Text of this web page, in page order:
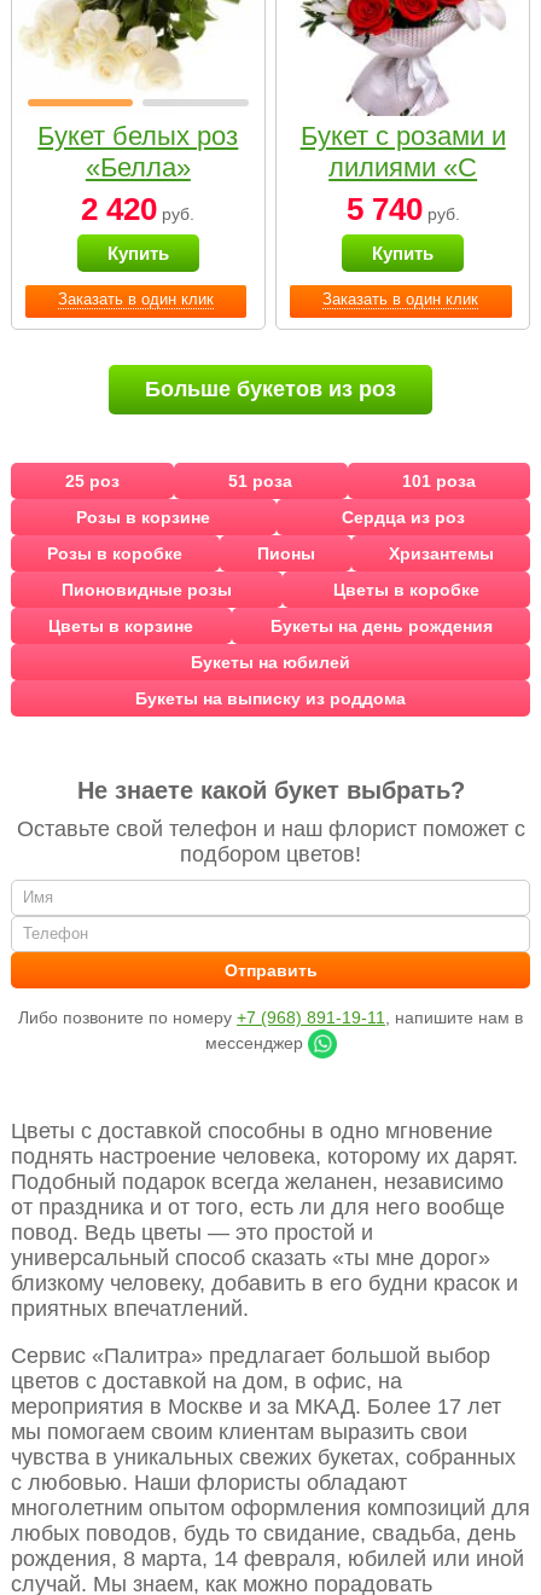
Заказать в один клик
Букет белых роз
«Белла»
2 420 руб.
Купить
Заказать в один клик
Букет с розами и
лилиями «С
наилучшими
пожеланиями»
5 740руб.
Купить
Больше букетов из роз
25 роз 51 роза
101 роза
Розы в корзине
Сердца из роз
Розы в коробке
Пионы
Хризантемы
Пионовидные розы
Цветы в коробке
Цветы в корзине
Букеты на день рождения
Букеты на юбилей
Букеты на выписку из роддома
Не знаете какой букет выбрать?
Оставьте свой телефон и наш флорист поможет с
подбором цветов!
Либо позвоните по номеру +7 (968) 891-19-11
, напишите нам в
мессенджер
Цветы с доставкой способны в одно мгновение
поднять настроение человека, которому их дарят.
Подобный подарок всегда желанен, независимо
от праздника и от того, есть ли для него вообще
повод. Ведь цветы — это простой и
универсальный способ сказать «ты мне дорог»
близкому человеку, добавить в его будни красок и
приятных впечатлений.
Сервис «Палитра» предлагает большой выбор
цветов с доставкой на дом, в офис, на
мероприятия в Москве и за МКАД. Более 17 лет
мы помогаем своим клиентам выразить свои
чувства в уникальных свежих букетах, собранных
с любовью. Наши флористы обладают
многолетним опытом оформления композиций для
любых поводов, будь то свидание, свадьба, день
рождения, 8 марта, 14 февраля, юбилей или иной
случай. Мы знаем, как можно порадовать